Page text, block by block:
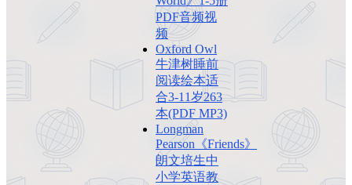
PDF音频视
频
Oxford Owl
牛津树睡前
阅读绘本适
合3-11岁263
本(PDF MP3)
Longman
Pearson《Friends》
朗文培生中
小学英语教